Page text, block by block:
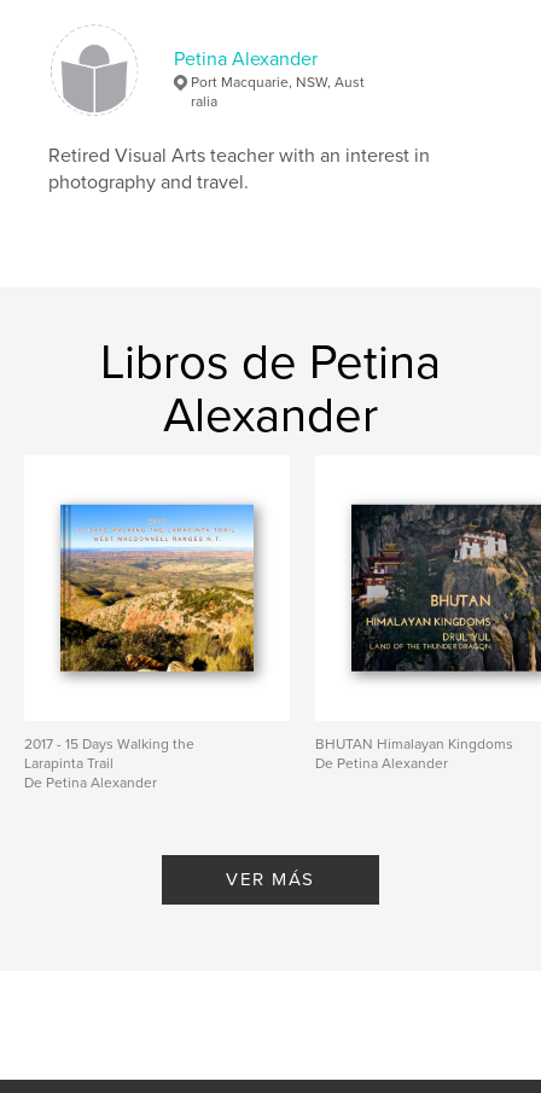
Petina Alexander
Port Macquarie, NSW, Aust
ralia
Retired Visual Arts teacher with an interest in
photography and travel.
Libros de Petina
Alexander
2017 - 15 Days Walking the
Larapinta Trail
De Petina Alexander
BHUTAN Himalayan Kingdoms
De Petina Alexander
VER MÁS